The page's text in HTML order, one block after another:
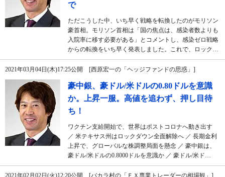
で
ただこうした中、いち早く戦略を転換したのがモリソン
豪首相。モリソン首相は「国の焦点は、感染者数よりも
入院率に移す必要がある」とコメントし、感染ゼロ戦略
からの転換をいち早く発表しました。これで、ロック…
2021年03月04日(木)17:25公開 [西原宏一の「ヘッジファンドの思惑」]
豪中銀、豪ドル/米ドルの0.80ドルを意識
か。上昇一服。高値を追わず、押し目待
ち！
ワクチン支給開始で、世界はポストコロナへ動き出す
／ 米テキサス州はロックダウン全面解除へ ／ 長期金利
上昇で、グローバルな株調整局面を懸念 ／ 豪中銀は、
豪ドル/米ドルの0.8000ドルを意識か ／ 豪ドル/米ド…